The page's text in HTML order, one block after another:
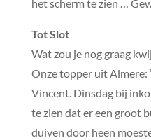
het scherm te zien …
Tot Slot
Wat zou je nog graag
Onze topper uit Almere:
Vincent. Dinsdag bij
te zien dat er een groot
duiven door heen